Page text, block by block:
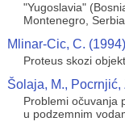
"Yugoslavia"
Montenegro,
Mlinar-Cic, C. (1994)
Proteus skozi
Šolaja, M., Pocrnjić,
Problemi očuvanja
u podzemnim